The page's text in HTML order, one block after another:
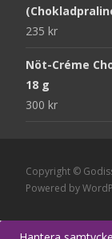
235 kr
Nöt-Créme
18 g
300 kr
Copyright ©
Powered by